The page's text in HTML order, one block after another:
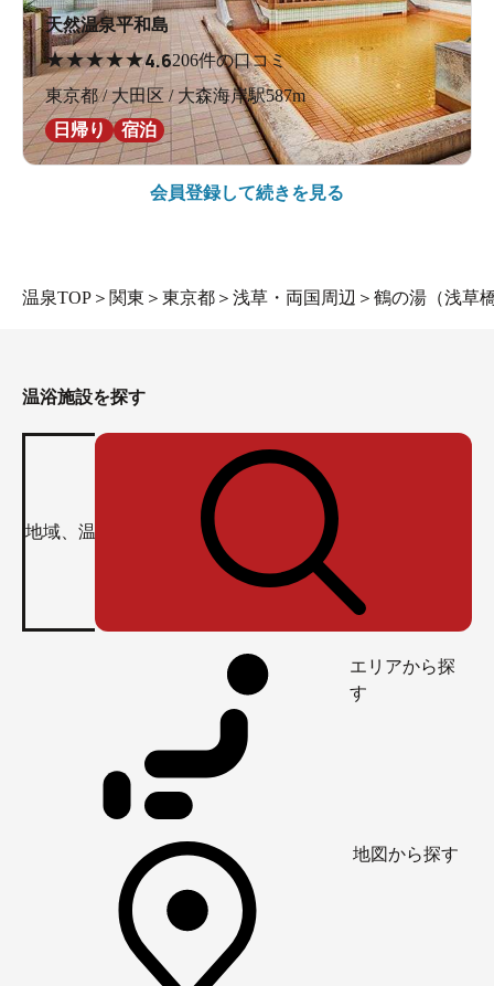
天然温泉平和島
★★★★★4.6206件の口コミ
東京都 / 大田区 / 大森海岸駅587m
日帰り
宿泊
会員登録して続きを見る
温泉TOP ＞ 関東 ＞ 東京都 ＞ 浅草・両国周辺 ＞ 鶴の湯（浅草
温浴施設を探す
エリアから探
す
地図から探す